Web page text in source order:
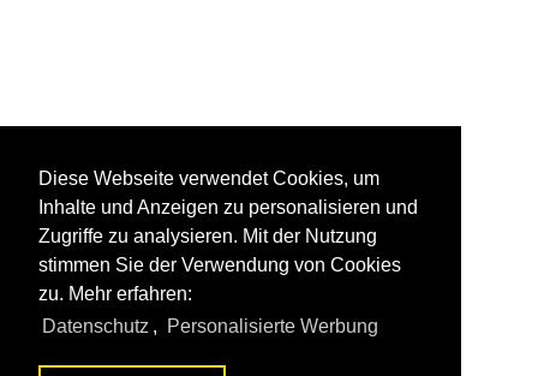
Diese Webseite verwendet Cookies, um
Inhalte und Anzeigen zu personalisieren und
Zugriffe zu analysieren. Mit der Nutzung
stimmen Sie der Verwendung von Cookies
zu. Mehr erfahren:
Datenschutz , Personalisierte Werbung